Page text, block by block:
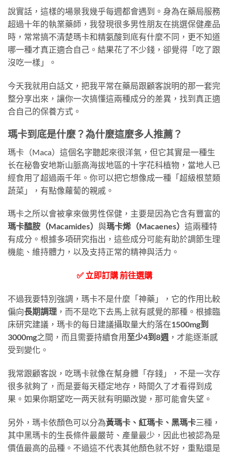
說實話，這樣的場景我幾乎每週都會遇到。身為在藥局服務
超過十年的執業藥師，我發現很多男性朋友在挑選保健產品
時，常常搞不清楚瑪卡和精氨酸到底有什麼不同，更不知道
哪一種才真正適合自己。結果花了不少錢，卻覺得「吃了跟
沒吃一樣」。
今天我就用白話文，把我平常在藥局跟顧客說明的那一套完
整分享出來，讓你一次搞懂這兩種成分的差異，找到真正適
合自己的保養方式。
瑪卡到底是什麼？為什麼這麼多人推薦？
瑪卡（Maca）這個名字聽起來很洋氣，但它其實是一種生
长在秘魯安地斯山脈高海拔地區的十字花科植物，當地人已
經食用了超過兩千年。你可以把它想像成一種「超級根莖類
蔬菜」，有點像蘿蔔的親戚。
瑪卡之所以會被拿來做男性保健，主要是因為它含有豐富的
瑪卡醯胺（Macamides） 與瑪卡烯（Macaenes） 這兩種特
有成分。根據多項研究指出，這些成分可能有助於調節生理
機能、維持體力，以及支持正常的精神與活力。
✅ 立即訂購 前往選購
不過我要特別強調，瑪卡不是什麼「神藥」，它的作用比較
偏向長期調理 ，而不是吃下去馬上就有感覺的那種。根據臨
床研究建議，瑪卡的每日建議攝取量大約落在1500mg到
3000mg之間，而且需要持續食用至少4到8週 ，才能逐漸感
受到變化。
我常跟顧客說，吃瑪卡就像在幫身體「存錢」，不是一次存
很多就夠了，而是要每天穩定地存，時間久了才看得到成
果。如果你期望吃一两天就有明顯改變，那可能會失望。
另外，瑪卡依顏色可以分為黃瑪卡、紅瑪卡、黑瑪卡三種，
其中黑瑪卡的生長條件最嚴苛、產量最少，因此也被認為是
價值最高的品種。不過這不代表其他顏色就不好，重點還是